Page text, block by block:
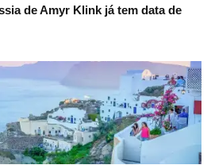
de Amyr Klink já tem data de